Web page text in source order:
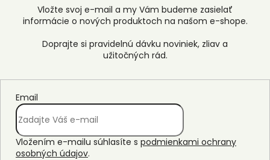
Vložte svoj e-mail a my Vám budeme zasielať
informácie o nových produktoch na našom e-shope.
Email
Vložením e-mailu súhlasíte s podmienkami ochrany
osobných údajov.